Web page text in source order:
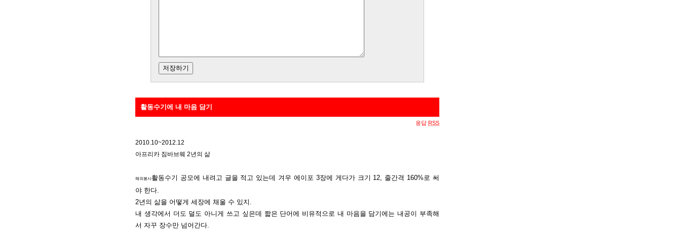
활동수기에 내 마음 담기
응답 RSS
2010.10~2012.12
아프리카 짐바브웨 2년의 삶
해외봉사활동수기 공모에 내려고 글을 적고 있는데 겨우 에이포 3장에 게다가 크기 12, 줄간격 160%로 써
야 한다.
2년의 삶을 어떻게 세장에 채울 수 있지.
내 생각에서 더도 덜도 아니게 쓰고 싶은데 짧은 단어에 비유적으로 내 마음을 담기에는 내공이 부족해
서 자꾸 장수만 넘어간다.